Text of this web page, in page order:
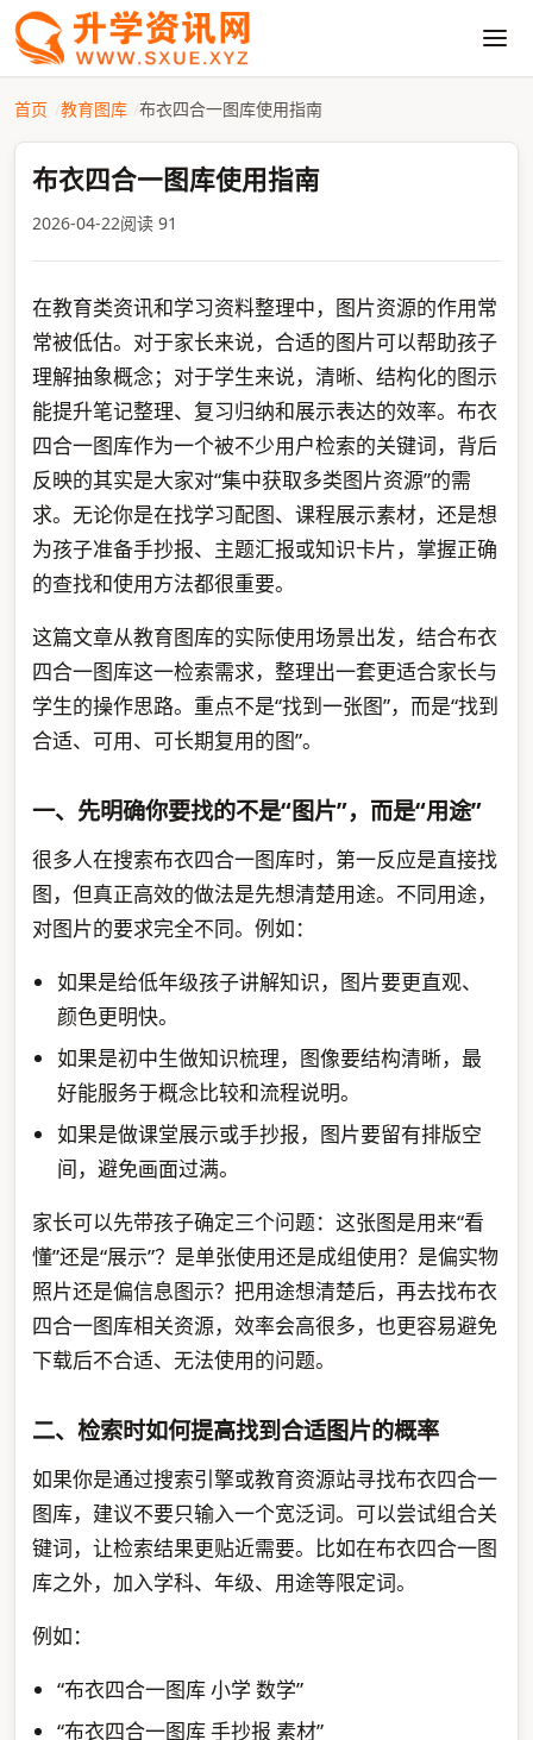
首页 教育图库 布衣四合一图库使用指南
布衣四合一图库使用指南
2026-04-22阅读 91
在教育类资讯和学习资料整理中，图片资源的作用常
常被低估。对于家长来说，合适的图片可以帮助孩子
理解抽象概念；对于学生来说，清晰、结构化的图示
能提升笔记整理、复习归纳和展示表达的效率。布衣
四合一图库作为一个被不少用户检索的关键词，背后
反映的其实是大家对“集中获取多类图片资源”的需
求。无论你是在找学习配图、课程展示素材，还是想
为孩子准备手抄报、主题汇报或知识卡片，掌握正确
的查找和使用方法都很重要。
这篇文章从教育图库的实际使用场景出发，结合布衣
四合一图库这一检索需求，整理出一套更适合家长与
学生的操作思路。重点不是“找到一张图”，而是“找到
合适、可用、可长期复用的图”。
一、先明确你要找的不是“图片”，而是“用途”
很多人在搜索布衣四合一图库时，第一反应是直接找
图，但真正高效的做法是先想清楚用途。不同用途，
对图片的要求完全不同。例如：
如果是给低年级孩子讲解知识，图片要更直观、
颜色更明快。
如果是初中生做知识梳理，图像要结构清晰，最
好能服务于概念比较和流程说明。
如果是做课堂展示或手抄报，图片要留有排版空
间，避免画面过满。
家长可以先带孩子确定三个问题：这张图是用来“看
懂”还是“展示”？是单张使用还是成组使用？是偏实物
照片还是偏信息图示？把用途想清楚后，再去找布衣
四合一图库相关资源，效率会高很多，也更容易避免
下载后不合适、无法使用的问题。
二、检索时如何提高找到合适图片的概率
如果你是通过搜索引擎或教育资源站寻找布衣四合一
图库，建议不要只输入一个宽泛词。可以尝试组合关
键词，让检索结果更贴近需要。比如在布衣四合一图
库之外，加入学科、年级、用途等限定词。
例如：
“布衣四合一图库 小学 数学”
“布衣四合一图库 手抄报 素材”